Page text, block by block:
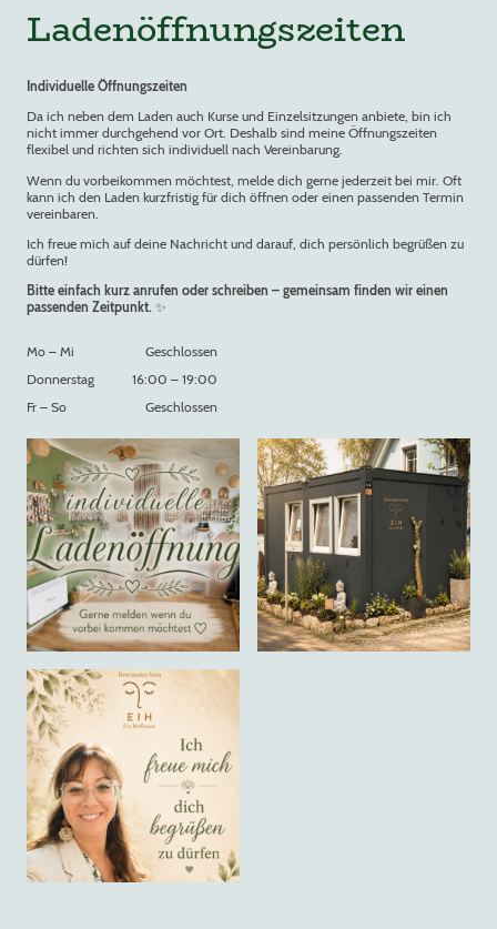
Ladenöffnungszeiten
Individuelle Öffnungszeiten
Da ich neben dem Laden auch Kurse und Einzelsitzungen anbiete, bin ich
nicht immer durchgehend vor Ort. Deshalb sind meine Öffnungszeiten
flexibel und richten sich individuell nach Vereinbarung.
Wenn du vorbeikommen möchtest, melde dich gerne jederzeit bei mir. Oft
kann ich den Laden kurzfristig für dich öffnen oder einen passenden Termin
vereinbaren.
Ich freue mich auf deine Nachricht und darauf, dich persönlich begrüßen zu
dürfen!
Bitte einfach kurz anrufen oder schreiben – gemeinsam finden wir einen
passenden Zeitpunkt. ✨
Mo – Mi
Geschlossen
Donnerstag
16:00 – 19:00
Fr – So Geschlossen